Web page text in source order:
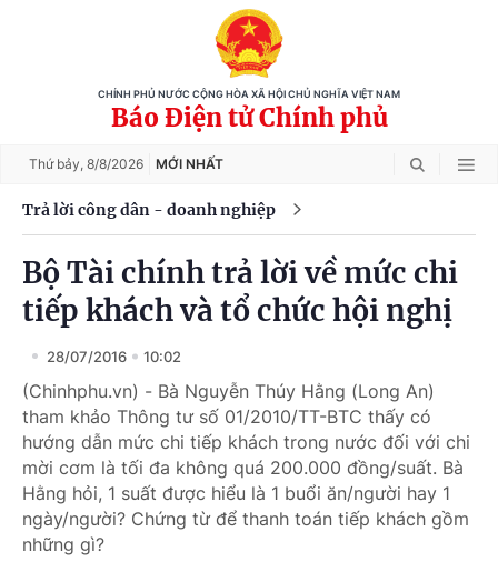
CHÍNH PHỦ NƯỚC CỘNG HÒA XÃ HỘI CHỦ NGHĨA VIỆT NAM
Báo Điện tử Chính phủ
Thứ bảy, 8/8/2026 MỚI NHẤT
Trả lời công dân - doanh nghiệp
Bộ Tài chính trả lời về mức chi
tiếp khách và tổ chức hội nghị
28/07/2016 10:02
(Chinhphu.vn) - Bà Nguyễn Thúy Hằng (Long An)
tham khảo Thông tư số 01/2010/TT-BTC thấy có
hướng dẫn mức chi tiếp khách trong nước đối với chi
mời cơm là tối đa không quá 200.000 đồng/suất. Bà
Hằng hỏi, 1 suất được hiểu là 1 buổi ăn/người hay 1
ngày/người? Chứng từ để thanh toán tiếp khách gồm
những gì?